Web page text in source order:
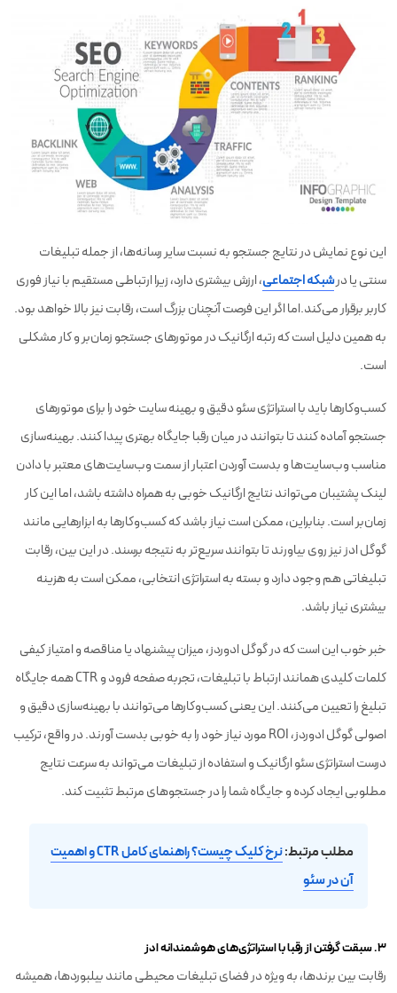
این نوع نمایش در نتایج جستجو به نسبت سایر رسانه‌ها، از جمله تبلیغات
سنتی یا درشبکه اجتماعی، ارزش بیشتری دارد، زیرا ارتباطی مستقیم با نیاز فوری
کاربر برقرار می‌کند.اما اگر این فرصت آنچنان بزرگ است، رقابت نیز بالا خواهد بود.
به همین دلیل است که رتبه ارگانیک در موتورهای جستجو زمان‌بر و کار مشکلی
است.
کسب‌وکارها باید با استراتژی سئو دقیق و بهینه سایت خود را برای موتورهای
جستجو آماده کنند تا بتوانند در میان رقبا جایگاه بهتری پیدا کنند. بهینه‌سازی
مناسب وب‌سایت‌ها و بدست آوردن اعتبار از سمت وب‌سایت‌های معتبر با دادن
لینک پشتیبان می‌تواند نتایج ارگانیک خوبی به همراه داشته باشد، اما این کار
زمان‌بر است. بنابراین، ممکن است نیاز باشد که کسب‌وکارها به ابزارهایی مانند
گوگل ادز نیز روی بیاورند تا بتوانند سریع‌تر به نتیجه برسند. در این بین، رقابت
تبلیغاتی هم وجود دارد و بسته به استراتژی انتخابی، ممکن است به هزینه
بیشتری نیاز باشد.
خبر خوب این است که در گوگل ادوردز، میزان پیشنهاد یا مناقصه و امتیاز کیفی
کلمات کلیدی همانند ارتباط با تبلیغات، تجربه صفحه فرود و CTR همه جایگاه
تبلیغ را تعیین می‌کنند. این یعنی کسب‌وکارها می‌توانند با بهینه‌سازی دقیق و
اصولی گوگل ادوردز، ROI مورد نیاز خود را به خوبی بدست آورند. در واقع، ترکیب
درست استراتژی سئو ارگانیک و استفاده از تبلیغات می‌تواند به سرعت نتایج
مطلوبی ایجاد کرده و جایگاه شما را در جستجوهای مرتبط تثبیت کند.
مطلب مرتبط:
نرخ کلیک چیست؟ راهنمای کامل CTR و اهمیت
آن در سئو
۳. سبقت گرفتن از رقبا با استراتژی‌های هوشمندانه ادز
رقابت بین برندها، به ویژه در فضای تبلیغات محیطی مانند بیلبوردها، همیشه